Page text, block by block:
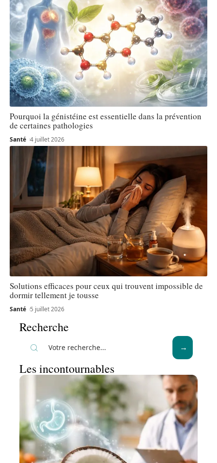
Pourquoi la génistéine est essentielle dans la prévention
de certaines pathologies
Santé 4 juillet 2026
Solutions efficaces pour ceux qui trouvent impossible de
dormir tellement je tousse
Santé 5 juillet 2026
Recherche
Les incontournables